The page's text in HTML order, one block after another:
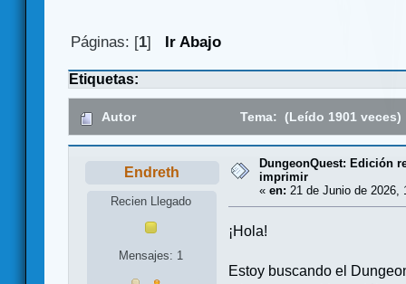
Páginas: [1] Ir Abajo
Etiquetas:
Autor Tema: (Leído 1901 veces)
Endreth
Recien Llegado
Mensajes: 1
DungeonQuest: Edición
imprimir
« en: 21 de Junio de 2026,
¡Hola!
Estoy buscando el